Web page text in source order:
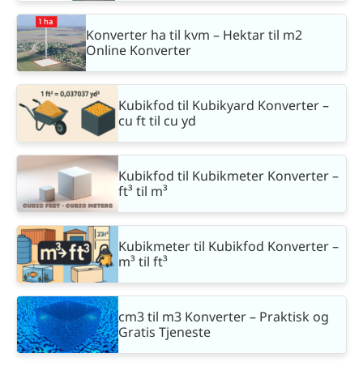
Konverter ha til kvm – Hektar til m2
Online Konverter
Kubikfod til Kubikyard Konverter –
cu ft til cu yd
Kubikfod til Kubikmeter Konverter –
ft³ til m³
Kubikmeter til Kubikfod Konverter –
m³ til ft³
cm3 til m3 Konverter – Praktisk og
Gratis Tjeneste